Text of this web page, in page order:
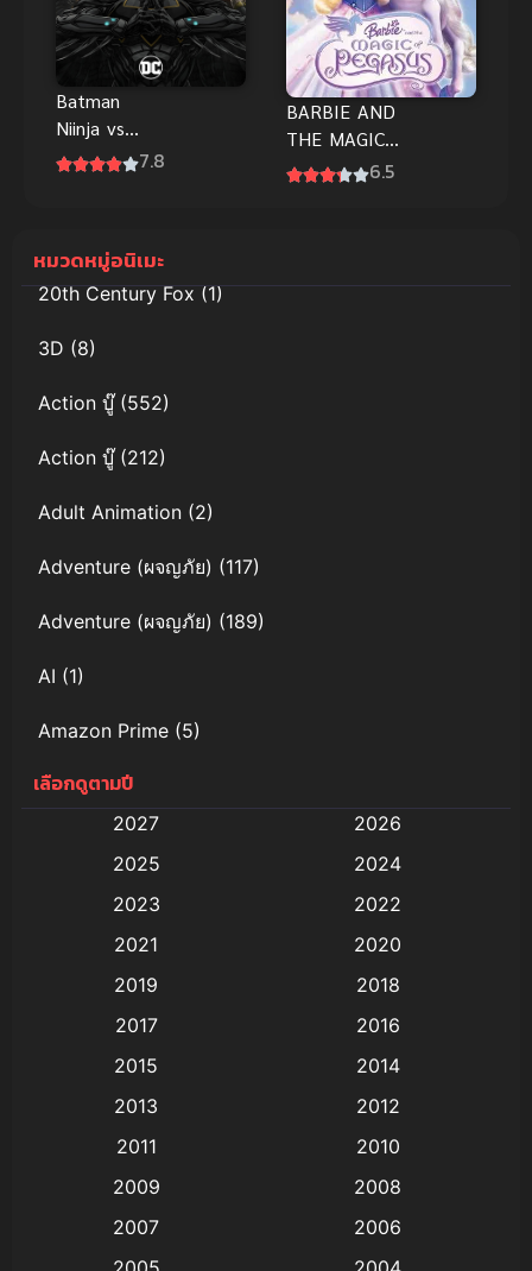
Batman
Niinja vs
Yakuza
ปะทะ ยากูซ่า
7.8
BARBIE AND
THE MAGIC
OF PEGASUS
6.5
หมวดหมู่อนิเมะ
20th Century Fox(1)
3D (8)
Action บู๊(552)
Action บู๊(212)
Adult Animation (2)
Adventure (ผจญภัย) (117)
Adventure (ผจญภัย) (189)
AI (1)
Amazon Prime (5)
Anal (ประตูหลัง)
Animation การ์ตูน
Animation อนิเมะ
Animation แอนิเมชัน
(9)
Big tits (นมใหญ่)
เลือกดูตามปี
2027
2026
2025
2024
2023
2022
2021
2020
2019
2018
2017
2016
2015
2014
2013
2012
2011
2010
2009
2008
2007
2006